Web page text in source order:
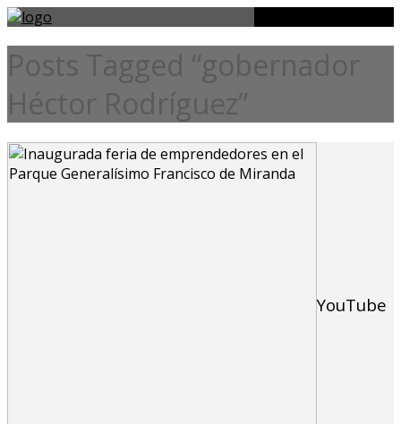
Posts Tagged “gobernador
Héctor Rodríguez”
YouTube